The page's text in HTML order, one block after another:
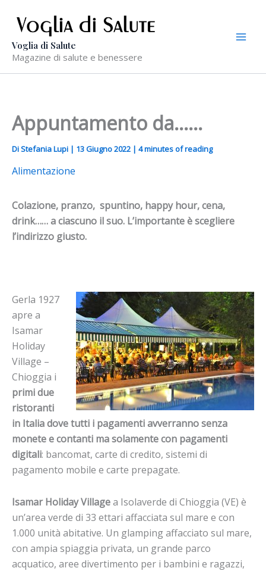
contenuto
Voglia di Salute
Magazine di salute e benessere
Appuntamento da……
DiStefania Lupi | 13 Giugno 2022 | 4 minutes of reading
Alimentazione
Colazione, pranzo, spuntino, happy hour, cena,
drink…… a ciascuno il suo. L’importante è scegliere
l’indirizzo giusto.
Gerla 1927
apre a
Isamar
Holiday
Village –
Chioggia i
primi due
ristoranti
in Italia dovetutti i pagamenti avverranno senza
monete e contanti ma solamente con pagamenti
digitali: bancomat, carte di credito, sistemi di
pagamento mobile e carte prepagate.
Isamar Holiday Villagea Isolaverde di Chioggia (VE) è
un’area verde di 33 ettari affacciata sul mare e con
1.000 unità abitative. Un glamping affacciato sul mare,
con ampia spiaggia privata, un grande parco
acquatico, aree divertimento per i bambini e ragazzi,